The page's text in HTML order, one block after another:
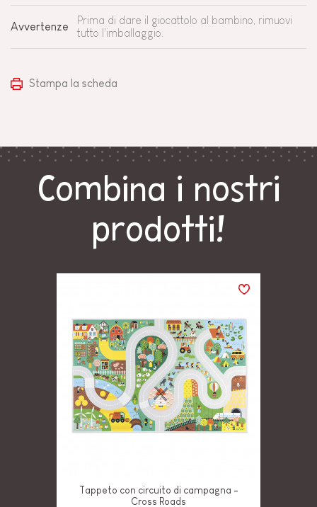
Avvertenze
Prima di dare il giocattolo al bambino, rimuovi
tutto l'imballaggio.
Stampa la scheda
Combina i nostri
prodotti!
Tappeto con circuito di campagna -
Cross Roads